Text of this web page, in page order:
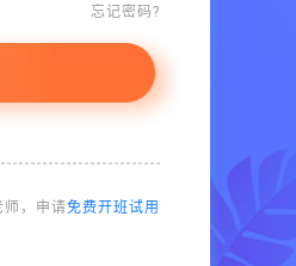
忘记密码?
师，申请免费开班试用